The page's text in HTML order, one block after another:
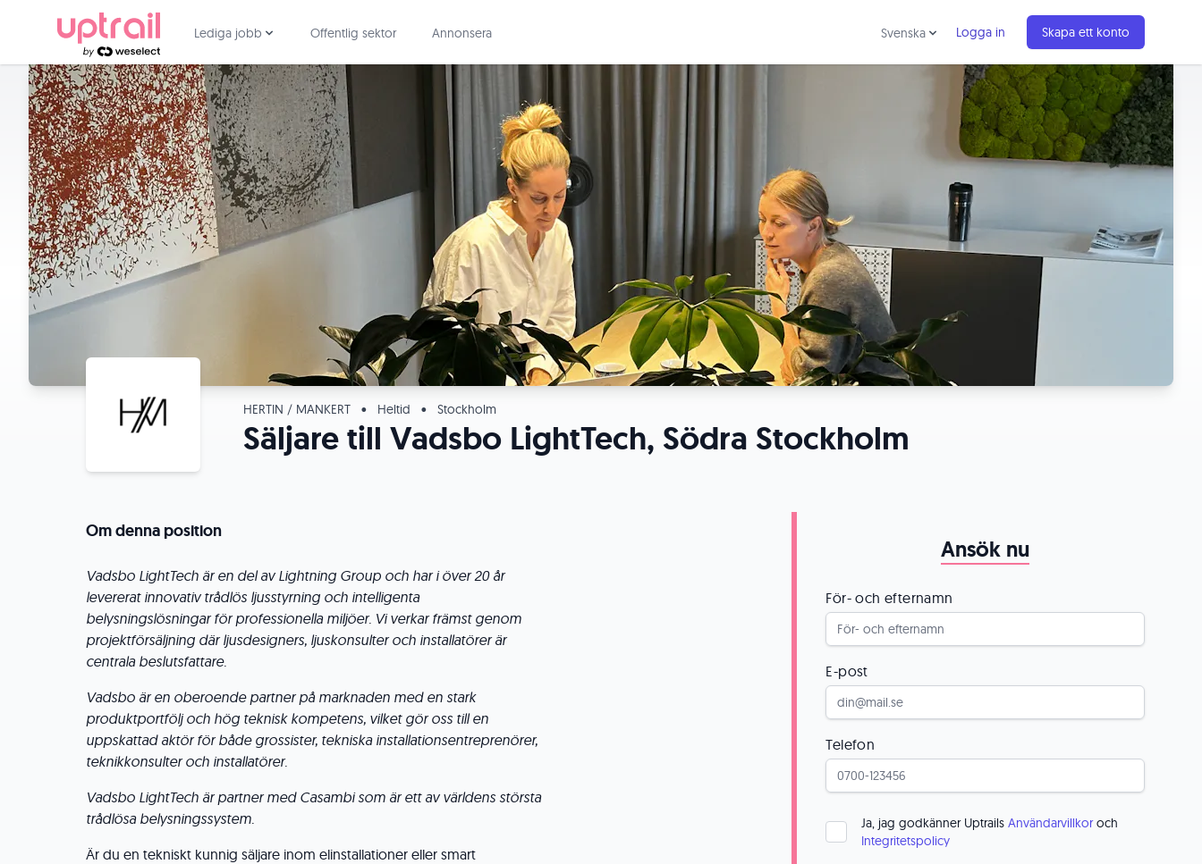
Lediga jobb Offentlig sektor Annonsera Svenska Logga in Skapa ett konto
HERTIN / MANKERT • Heltid • Stockholm
Säljare till Vadsbo LightTech, Södra Stockholm
Om denna position
Vadsbo LightTech är en del av Lightning Group och har i över 20 år
levererat innovativ trådlös ljusstyrning och intelligenta
belysningslösningar för professionella miljöer. Vi verkar främst genom
projektförsäljning där ljusdesigners, ljuskonsulter och installatörer är
centrala beslutsfattare.
Vadsbo är en oberoende partner på marknaden med en stark
produktportfölj och hög teknisk kompetens, vilket gör oss till en
uppskattad aktör för både grossister, tekniska installationsentreprenörer,
teknikkonsulter och installatörer.
Vadsbo LightTech är partner med Casambi som är ett av världens största
trådlösa belysningssystem.
Är du en tekniskt kunnig säljare inom elinstallationer eller smart
Ansök nu
För- och efternamn
E-post
Telefon
Ja, jag godkänner UptrailsAnvändarvillkoroch
Integritetspolicy